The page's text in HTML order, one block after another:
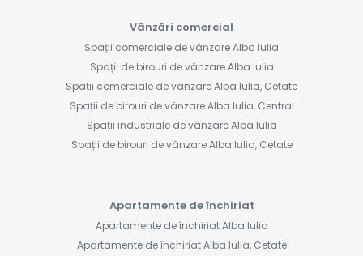
Vânzări comercial
Spații comerciale de vânzare Alba Iulia
Spații de birouri de vânzare Alba Iulia
Spații comerciale de vânzare Alba Iulia, Cetate
Spații de birouri de vânzare Alba Iulia, Central
Spații industriale de vânzare Alba Iulia
Spații de birouri de vânzare Alba Iulia, Cetate
Apartamente de închiriat
Apartamente de închiriat Alba Iulia
Apartamente de închiriat Alba Iulia, Cetate